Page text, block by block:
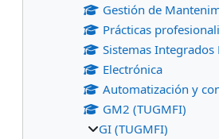
Gestión de
Prácticas
Sistemas Integrados
Electrónica
Automatización y
GM2 (TUGMFI)
GI (TUGMFI)